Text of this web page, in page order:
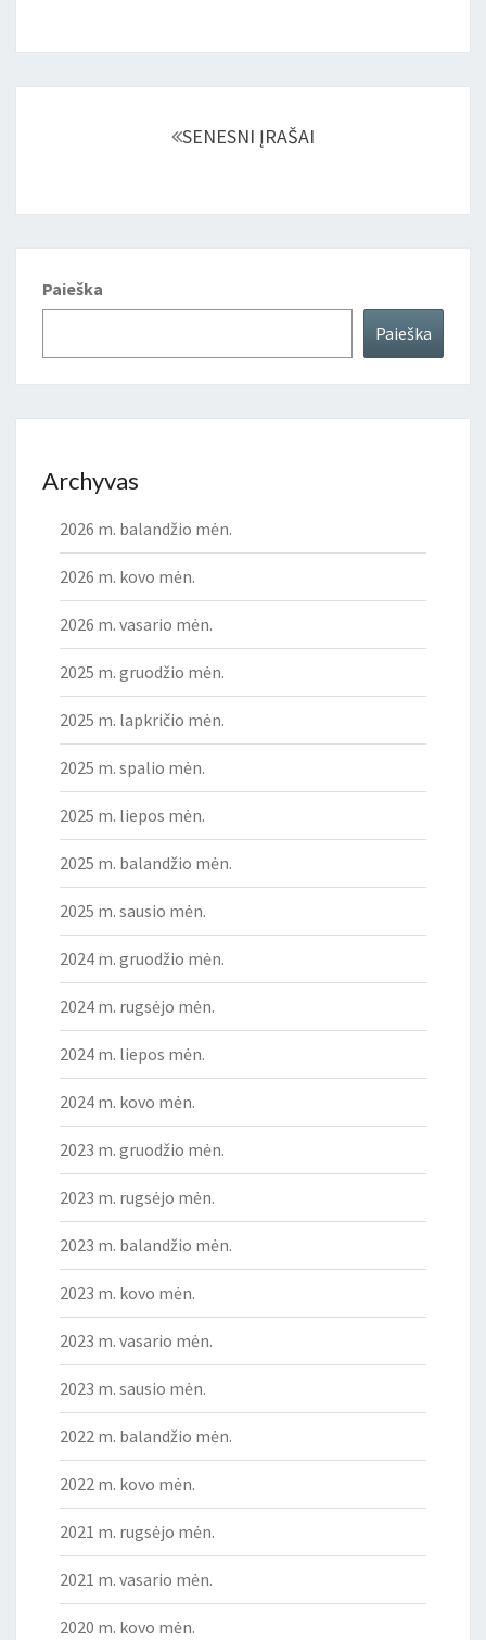
SENESNI ĮRAŠAI
Paieška
Paieška
Archyvas
2026 m. balandžio mėn.
2026 m. kovo mėn.
2026 m. vasario mėn.
2025 m. gruodžio mėn.
2025 m. lapkričio mėn.
2025 m. spalio mėn.
2025 m. liepos mėn.
2025 m. balandžio mėn.
2025 m. sausio mėn.
2024 m. gruodžio mėn.
2024 m. rugsėjo mėn.
2024 m. liepos mėn.
2024 m. kovo mėn.
2023 m. gruodžio mėn.
2023 m. rugsėjo mėn.
2023 m. balandžio mėn.
2023 m. kovo mėn.
2023 m. vasario mėn.
2023 m. sausio mėn.
2022 m. balandžio mėn.
2022 m. kovo mėn.
2021 m. rugsėjo mėn.
2021 m. vasario mėn.
2020 m. kovo mėn.